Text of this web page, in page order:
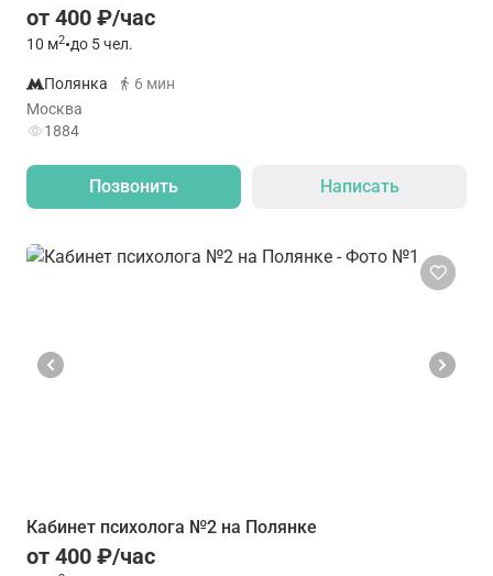
от 400 ₽/час
10 м2•до 5 чел.
Полянка
6 мин
Москва
1884
Позвонить Написать
Кабинет психолога №2 на Полянке
от 400 ₽/час